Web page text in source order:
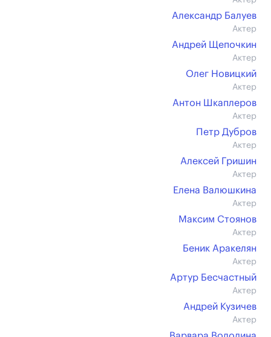
Александр Балуев
Актер
Андрей Щепочкин
Актер
Олег Новицкий
Актер
Антон Шкаплеров
Актер
Петр Дубров
Актер
Алексей Гришин
Актер
Елена Валюшкина
Актер
Максим Стоянов
Актер
Беник Аракелян
Актер
Артур Бесчастный
Актер
Андрей Кузичев
Актер